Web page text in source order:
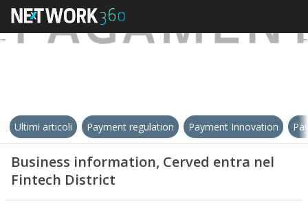
Ultimi articoli Payment regulation Payment Innovation
Business information, Cerved entra nel
Fintech District